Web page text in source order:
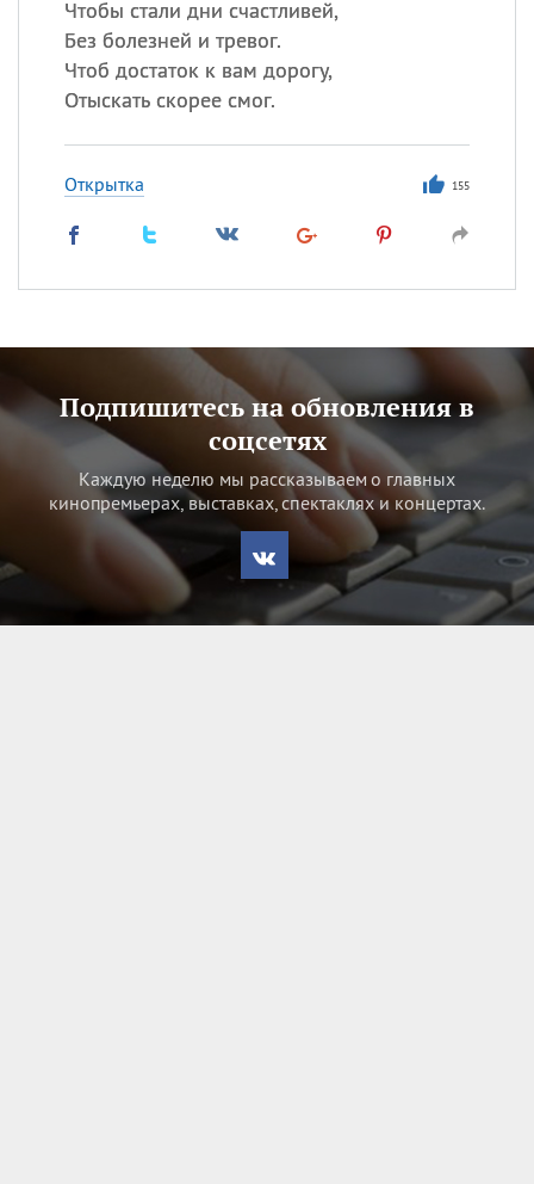
Чтобы стали дни счастливей,
Без болезней и тревог.
Чтоб достаток к вам дорогу,
Отыскать скорее смог.
Открытка 155
Подпишитесь на обновления в
соцсетях
Каждую неделю мы рассказываем о главных
кинопремьерах, выставках, спектаклях и концертах.